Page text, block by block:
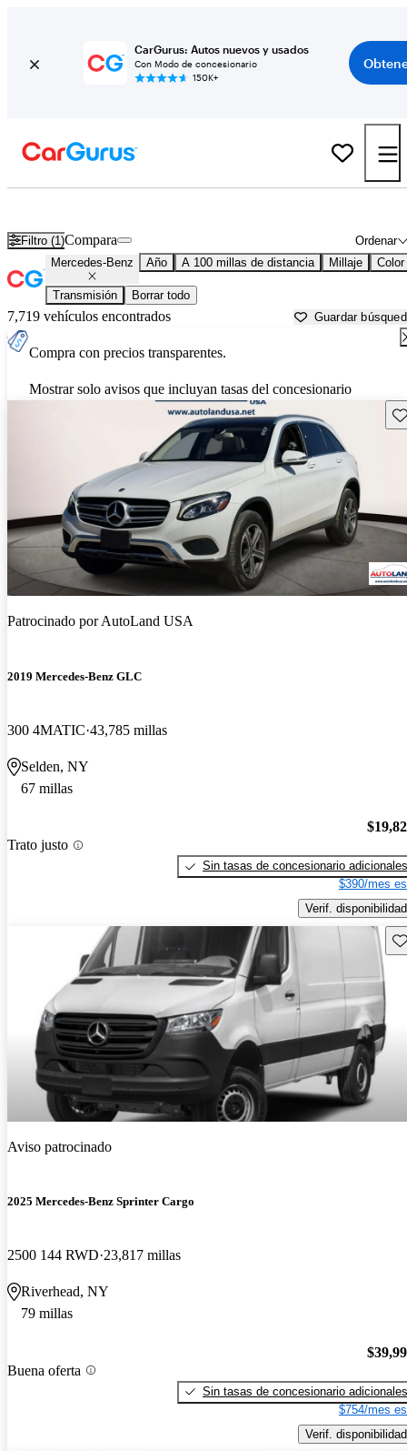
CarGurus: Autos nuevos y usados
Con Modo de concesionario
150K+
Filtro (1) Ordenar
Compara
Mercedes-Benz Año A 100 millas de distancia Millaje Color
Transmisión Borrar todo
7,719 vehículos encontrados Guardar
Compra con precios transparentes.
Mostrar solo avisos que incluyan tasas del concesionario
Patrocinado porAutoLand USA
2019 Mercedes-Benz GLC
300 4MATIC 43,785 millas
Selden, NY
67 millas
Trato justo
Sin tasas de concesionario adicionales
$390/mes
Verif. disponibilidad
Aviso patrocinado
2025 Mercedes-Benz Sprinter Cargo
2500 144 RWD 23,817 millas
Riverhead, NY
79 millas
Buena oferta
Sin tasas de concesionario adicionales
$754/mes
Verif. disponibilidad